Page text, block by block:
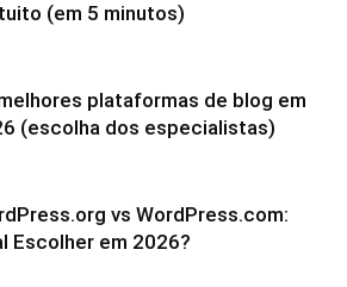
(em 5 minutos)
plataformas de blog em
(escolha dos especialistas)
vs WordPress.com:
Escolher em 2026?